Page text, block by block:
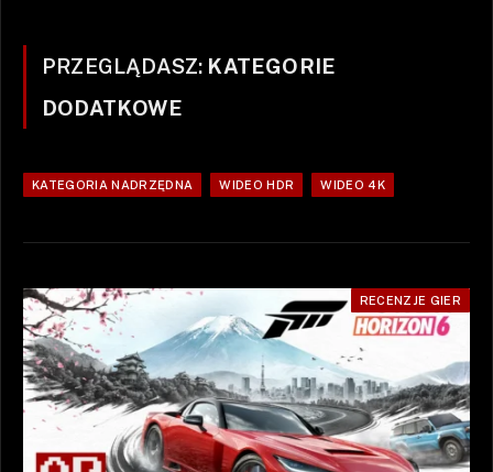
PRZEGLĄDASZ: KATEGORIE
DODATKOWE
KATEGORIA NADRZĘDNA WIDEO HDR WIDEO 4K
RECENZJE GIER